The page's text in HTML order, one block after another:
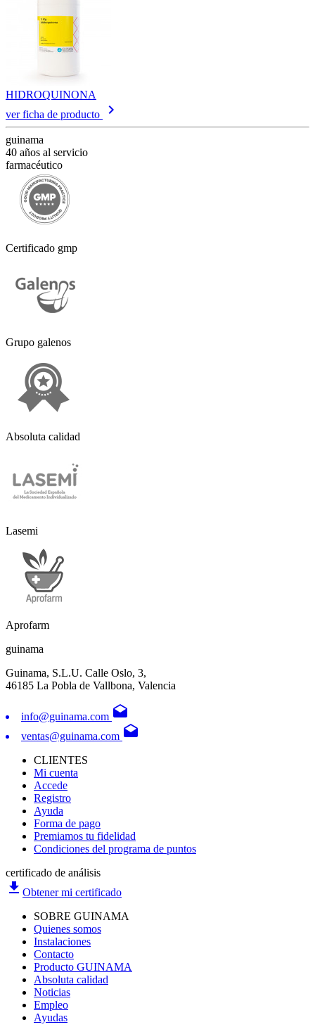
HIDROQUINONA
ver ficha de producto
keyboard_arrow_right
guinama
40 años al servicio
farmacéutico
Certificado gmp
Grupo galenos
Absoluta calidad
Lasemi
Aprofarm
guinama
Guinama, S.L.U. Calle Oslo, 3,
46185 La Pobla de Vallbona, Valencia
info@guinama.com drafts
ventas@guinama.com drafts
CLIENTES
Mi cuenta
Accede
Registro
Ayuda
Forma de pago
Premiamos tu fidelidad
Condiciones del programa de puntos
certificado de análisis
file_download Obtener mi certificado
SOBRE GUINAMA
Quienes somos
Instalaciones
Contacto
Producto GUINAMA
Absoluta calidad
Noticias
Empleo
Ayudas